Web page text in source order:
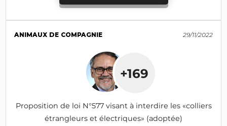
ANIMAUX DE COMPAGNIE 29/11/2022
+169
Proposition de loi N°577 visant à interdire les «colliers
étrangleurs et électriques» (adoptée)